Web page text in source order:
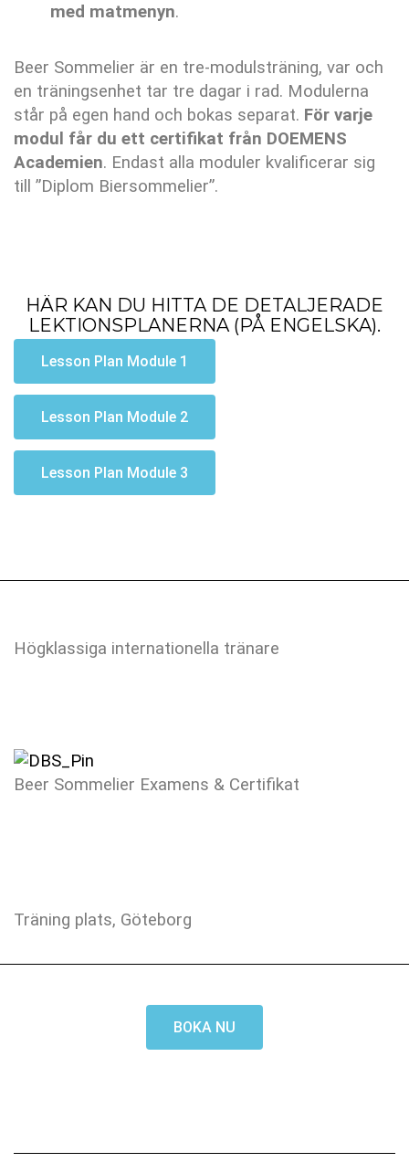
med matmenyn.
Beer Sommelier är en tre-modulsträning, var och
en träningsenhet tar tre dagar i rad. Modulerna
står på egen hand och bokas separat. För varje
modul får du ett certifikat från DOEMENS
Academien. Endast alla moduler kvalificerar sig
till ”Diplom Biersommelier”.
HÄR KAN DU HITTA DE DETALJERADE
LEKTIONSPLANERNA (PÅ ENGELSKA).
Lesson Plan Module 1
Lesson Plan Module 2
Lesson Plan Module 3
Högklassiga internationella tränare
Beer Sommelier Examens & Certifikat
Träning plats, Göteborg
BOKA NU